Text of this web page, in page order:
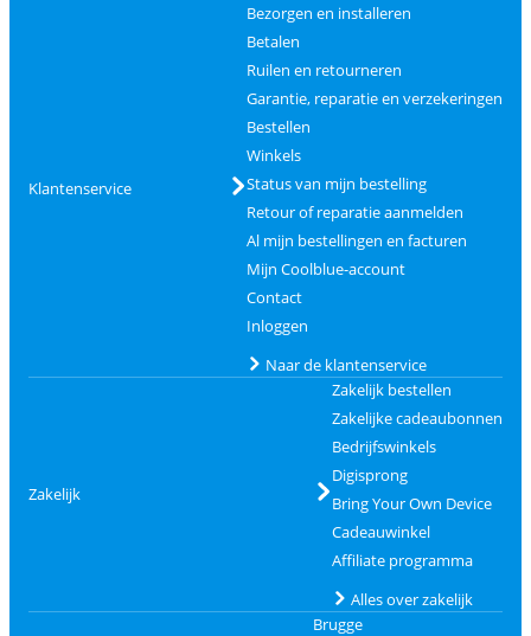
Klantenservice
Bezorgen en installeren
Betalen
Ruilen en retourneren
Garantie, reparatie en verzekeringen
Bestellen
Winkels
Status van mijn bestelling
Retour of reparatie aanmelden
Al mijn bestellingen en facturen
Mijn Coolblue-account
Contact
Inloggen
Naar de klantenservice
Zakelijk
Zakelijk bestellen
Zakelijke cadeaubonnen
Bedrijfswinkels
Digisprong
Bring Your Own Device
Cadeauwinkel
Affiliate programma
Alles over zakelijk
Brugge